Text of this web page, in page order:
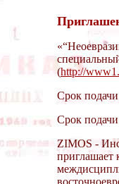
(http://
Срок подачи
Срок
ZIMOS -
приглашает